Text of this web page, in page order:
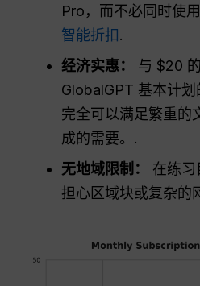
Pro，而不必同时使
智能折扣.
经济实惠：
与 $20
GlobalGPT 基本计划
完全可以满足繁重的
成的需要。.
无地域限制：
在练
担心区域块或复杂的